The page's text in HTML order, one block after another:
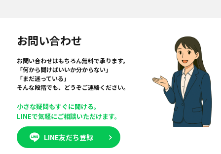
お問い合わせ
お問い合わせはもちろん無料で承ります。
「何から聞けばいいか分からない」
「まだ迷っている」
そんな段階でも、どうぞご連絡ください。
小さな疑問もすぐに聞ける。
LINEで気軽にご相談いただけます。
LINE友だち登録